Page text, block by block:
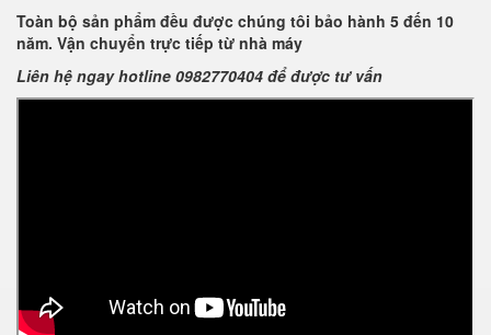
Toàn bộ sản phẩm đều được chúng tôi bảo hành 5 đến 10
năm. Vận chuyển trực tiếp từ nhà máy
Liên hệ ngay hotline 0982770404 để được tư vấn